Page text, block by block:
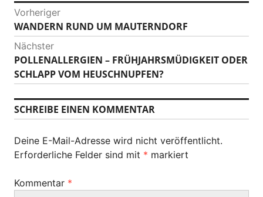
B
e
i
t
r
a
g
s
-
Vorheriger
V
o
r
h
e
r
i
e
r
e
WANDERN RUND UM MAUTERNDORF
Nächster
N
ä
h
s
e
r
e
POLLENALLERGIEN – FRÜHJAHRSMÜDIGKEIT ODER
SCHLAPP VOM HEUSCHNUPFEN?
SCHREIBE EINEN KOMMENTAR
Deine E-Mail-Adresse wird nicht veröffentlicht.
Erforderliche Felder sind mit * markiert
Kommentar *